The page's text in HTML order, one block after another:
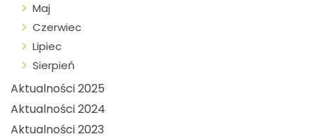
Maj
Czerwiec
Lipiec
Sierpień
Aktualności 2025
Aktualności 2024
Aktualności 2023